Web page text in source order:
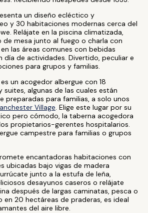
un diseño ecléctico y
y 30 habitaciones modernas cerca del
Relájate en la piscina climatizada,
de mesa junto al fuego o charla con
las áreas comunes con bebidas
día de actividades. Divertido, peculiar e
para grupos y familias.
es un acogedor albergue con 18
suites, algunas de las cuales están
preparadas para familias, a solo unos
Village. Elige este lugar por su
pero cómodo, la taberna acogedora
propietarios-gerentes hospitalarios.
campestre para familias o grupos
encantadoras habitaciones con
ubicadas bajo vigas de madera
junto a la estufa de leña,
desayunos caseros o relájate
después de largas caminatas, pesca o
en 20 hectáreas de praderas, es ideal
del aire libre.